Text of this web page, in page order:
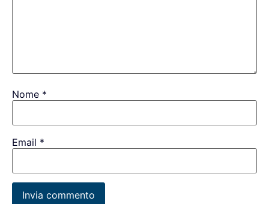
Nome *
Email *